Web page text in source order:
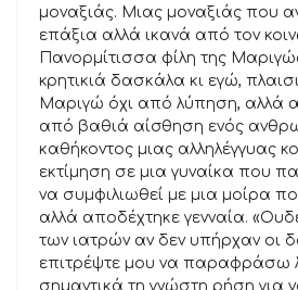
μοναξιάς. Μιας μοναξιάς που
επάξια αλλά ικανά από τον
Πανορμίτισσα φίλη της
κρητικιά δασκάλα κι εγώ,
Μαριγώ όχι από λύπηση, αλλά
από βαθιά αίσθηση ενός
καθήκοντος μιας αλληλέγγυας
εκτίμηση σε μια γυναίκα που
να συμφιλιωθεί με μια μοίρα
αλλά αποδέχτηκε γενναία.
των ιατρών αν δεν υπήρχαν οι
επιτρέψτε μου να παραφράσω
σημαντικά τη γνώστη ρήση για